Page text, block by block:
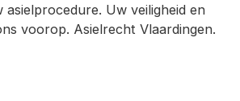
Uw veiligheid en
voorop. Asielrecht Vlaardingen.